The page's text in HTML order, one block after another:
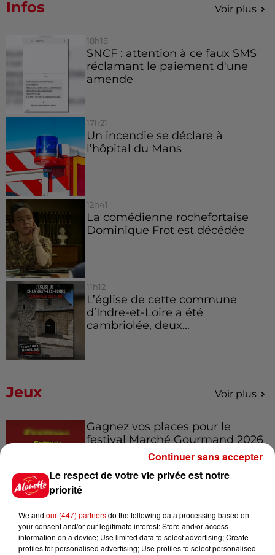
Infos Voir plus
18h18
SNCF : attention à ce faux SMS
réclamant le paiement d'une
amende
17h21
Un incendie se déclare à
l’hôpital du Mans
12h41
La comédienne rochefortaise
Dominique Frot est décédée
11h12
L’église de cette commune
d’Indre-et-Loire a été
cambriolée, deux...
Jeux Voir plus
Gagnez vos places pour le
festival Marché Gourmand 2026
pour l'un des zoos de nos
régions !
Le respect de votre vie privée est notre
priorité
We and our (447) partnersdo the following data processing based on
your consent and/or our legitimate interest: Store and/or access
information on a device; Use limited data to select advertising; Create
profiles for personalised advertising; Use profiles to select personalised
Continuer sans accepter